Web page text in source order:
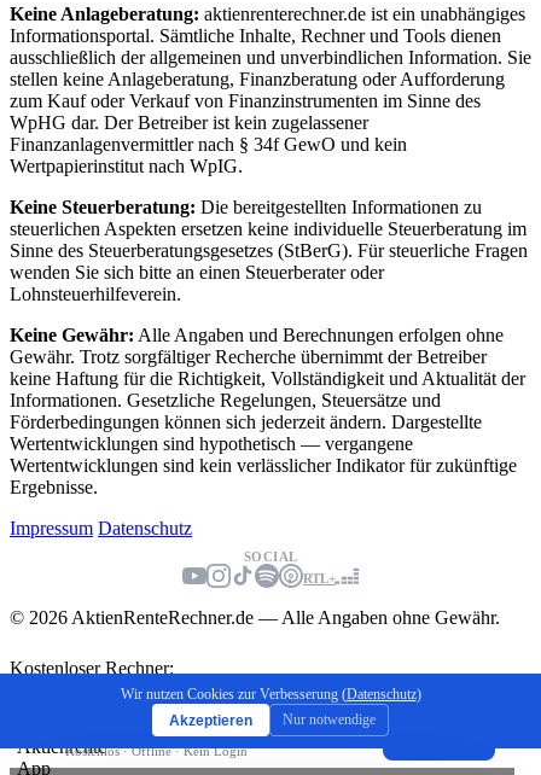
Keine Anlageberatung: aktienrenterechner.de ist ein unabhängiges
Informationsportal. Sämtliche Inhalte, Rechner und Tools dienen
ausschließlich der allgemeinen und unverbindlichen Information. Sie
stellen keine Anlageberatung, Finanzberatung oder Aufforderung
zum Kauf oder Verkauf von Finanzinstrumenten im Sinne des
WpHG dar. Der Betreiber ist kein zugelassener
Finanzanlagenvermittler nach § 34f GewO und kein
Wertpapierinstitut nach WpIG.
Keine Steuerberatung: Die bereitgestellten Informationen zu
steuerlichen Aspekten ersetzen keine individuelle Steuerberatung im
Sinne des Steuerberatungsgesetzes (StBerG). Für steuerliche Fragen
wenden Sie sich bitte an einen Steuerberater oder
Lohnsteuerhilfeverein.
Keine Gewähr: Alle Angaben und Berechnungen erfolgen ohne
Gewähr. Trotz sorgfältiger Recherche übernimmt der Betreiber
keine Haftung für die Richtigkeit, Vollständigkeit und Aktualität der
Informationen. Gesetzliche Regelungen, Steuersätze und
Förderbedingungen können sich jederzeit ändern. Dargestellte
Wertentwicklungen sind hypothetisch — vergangene
Wertentwicklungen sind kein verlässlicher Indikator für zukünftige
Ergebnisse.
Impressum Datenschutz
SOCIAL
RTL+
© 2026 AktienRenteRechner.de — Alle Angaben ohne Gewähr.
Wir nutzen Cookies zur Verbesserung (Datenschutz)
Akzeptieren
Nur notwendige
Kostenloser Rechner:
Endkapital berechnen
⇧
Aktienrente App
Kostenlos · Offline · Kein Login